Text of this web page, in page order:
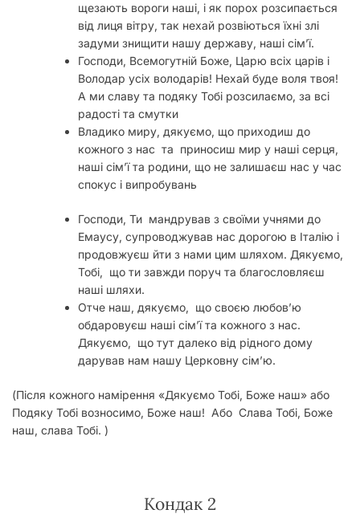
щезають вороги нашi, i як порох розсипається
вiд лиця вiтру, так нехай розвiються їхнi злi
задуми знищити нашу державу, наші сім’ї.
Господи, Всемогутній Боже, Царю всіх царів і
Володар усіх володарів! Нехай буде воля твоя!
А ми славу та подяку Тобі розсилаємо, за всі
радості та смутки
Владико миру, дякуємо, що приходиш до
кожного з нас та приносиш мир у наші серця,
наші сім’ї та родини, що не залишаєш нас у час
спокус і випробувань
Господи, Ти мандрував з своїми учнями до
Емаусу, супроводжував нас дорогою в Італію і
продовжуєш йти з нами цим шляхом. Дякуємо,
Тобі, що ти завжди поруч та благословляєш
наші шляхи.
Отче наш, дякуємо, що своєю любов’ю
обдаровуєш наші сім’ї та кожного з нас.
Дякуємо, що тут далеко від рідного дому
дарував нам нашу Церковну сім’ю.
(Після кожного намірення «Дякуємо Тобі, Боже наш» або
Подяку Тобі возносимо, Боже наш! Або Слава Тобі, Боже
наш, слава Тобі. )
Кондак 2